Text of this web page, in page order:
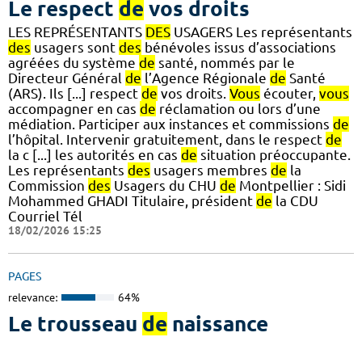
Le respect de vos droits
LES REPRÉSENTANTS DES USAGERS Les représentants
des usagers sont des bénévoles issus d’associations
agréées du système de santé, nommés par le
Directeur Général de l’Agence Régionale de Santé
(ARS). Ils [...] respect de vos droits. Vous écouter, vous
accompagner en cas de réclamation ou lors d’une
médiation. Participer aux instances et commissions de
l’hôpital. Intervenir gratuitement, dans le respect de
la c [...] les autorités en cas de situation préoccupante.
Les représentants des usagers membres de la
Commission des Usagers du CHU de Montpellier : Sidi
Mohammed GHADI Titulaire, président de la CDU
Courriel Tél
18/02/2026 15:25
PAGES
relevance: 64%
Le trousseau de naissance